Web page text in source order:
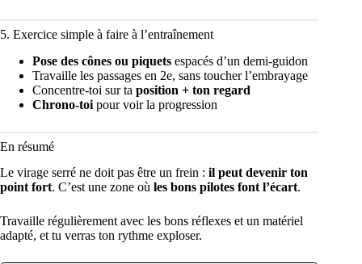
5. Exercice simple à faire à l’entraînement
Pose des cônes ou piquets espacés d’un demi-guidon
Travaille les passages en 2e, sans toucher l’embrayage
Concentre-toi sur ta position + ton regard
Chrono-toi pour voir la progression
En résumé
Le virage serré ne doit pas être un frein : il peut devenir ton
point fort. C’est une zone où les bons pilotes font l’écart.
Travaille régulièrement avec les bons réflexes et un matériel
adapté, et tu verras ton rythme exploser.